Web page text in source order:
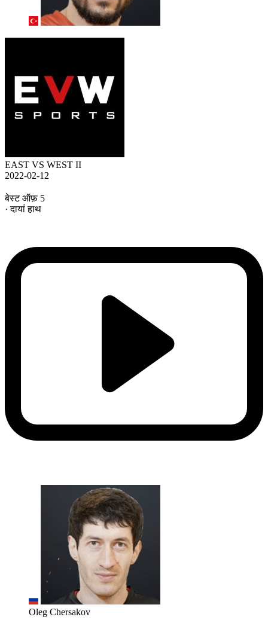
EAST VS WEST II
2022-02-12
बेस्ट ऑफ़ 5
· दायां हाथ
Oleg Chersakov